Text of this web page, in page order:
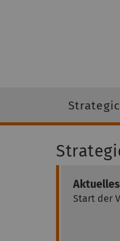
Aktuelles
Start der